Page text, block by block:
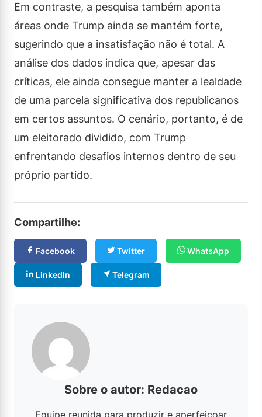
Em contraste, a pesquisa também aponta
áreas onde Trump ainda se mantém forte,
sugerindo que a insatisfação não é total. A
análise dos dados indica que, apesar das
críticas, ele ainda consegue manter a lealdade
de uma parcela significativa dos republicanos
em certos assuntos. O cenário, portanto, é de
um eleitorado dividido, com Trump
enfrentando desafios internos dentro de seu
próprio partido.
Compartilhe:
Facebook Twitter WhatsApp
LinkedIn Telegram
Sobre o autor: Redacao
Equipe reunida para produzir e aperfeiçoar